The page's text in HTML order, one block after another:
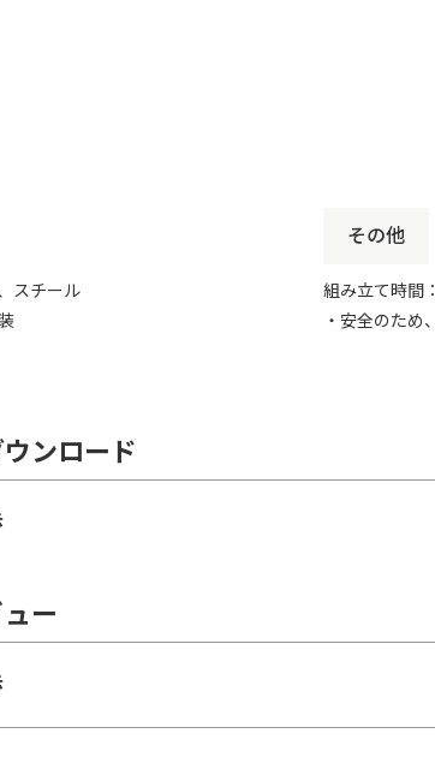
スチール
その他
組み立て時間
・安全のため
ンロード
ー